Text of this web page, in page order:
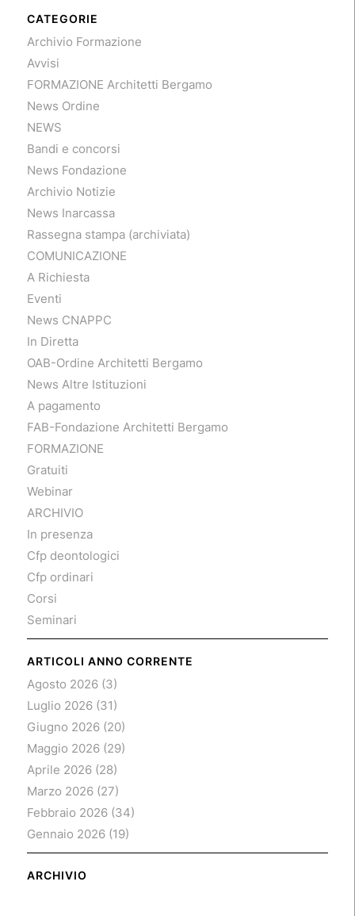
CATEGORIE
Archivio Formazione
Avvisi
FORMAZIONE Architetti Bergamo
News Ordine
NEWS
Bandi e concorsi
News Fondazione
Archivio Notizie
News Inarcassa
Rassegna stampa (archiviata)
COMUNICAZIONE
A Richiesta
Eventi
News CNAPPC
In Diretta
OAB-Ordine Architetti Bergamo
News Altre Istituzioni
A pagamento
FAB-Fondazione Architetti Bergamo
FORMAZIONE
Gratuiti
Webinar
ARCHIVIO
In presenza
Cfp deontologici
Cfp ordinari
Corsi
Seminari
ARTICOLI ANNO CORRENTE
Agosto 2026(3)
Luglio 2026(31)
Giugno 2026(20)
Maggio 2026(29)
Aprile 2026(28)
Marzo 2026(27)
Febbraio 2026(34)
Gennaio 2026(19)
ARCHIVIO